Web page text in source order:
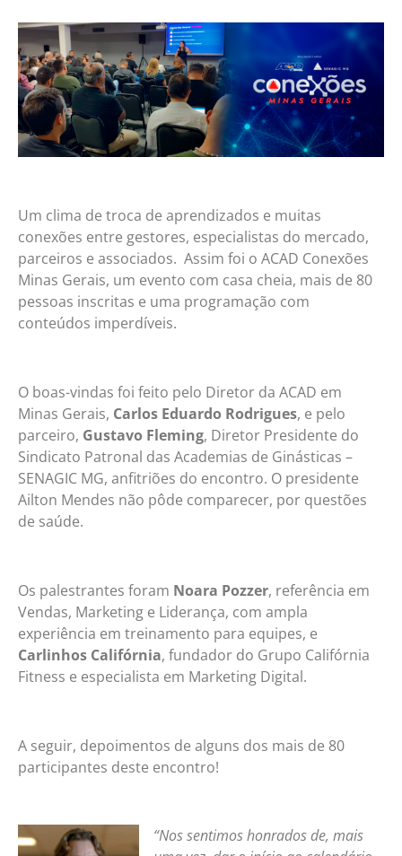
Um clima de troca de aprendizados e muitas
conexões entre gestores, especialistas do mercado,
parceiros e associados. Assim foi o ACAD Conexões
Minas Gerais, um evento com casa cheia, mais de 80
pessoas inscritas e uma programação com
conteúdos imperdíveis.
O boas-vindas foi feito pelo Diretor da ACAD em
Minas Gerais, Carlos Eduardo Rodrigues, e pelo
parceiro, Gustavo Fleming, Diretor Presidente do
Sindicato Patronal das Academias de Ginásticas –
SENAGIC MG, anfitriões do encontro. O presidente
Ailton Mendes não pôde comparecer, por questões
de saúde.
Os palestrantes foram Noara Pozzer, referência em
Vendas, Marketing e Liderança, com ampla
experiência em treinamento para equipes, e
Carlinhos Califórnia, fundador do Grupo Califórnia
Fitness e especialista em Marketing Digital.
A seguir, depoimentos de alguns dos mais de 80
participantes deste encontro!
“Nos sentimos honrados de, mais